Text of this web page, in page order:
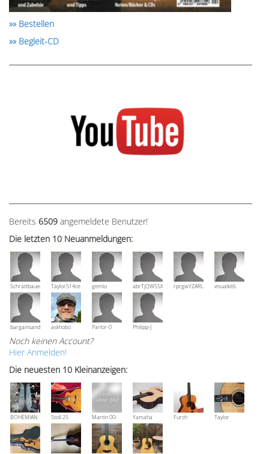
»» Bestellen
»» Begleit-CD
Bereits 6509 angemeldete Benutzer!
Die letzten 10 Neuanmeldungen:
Schrattbauer Taylor514ce gemlo abrTjQWSSXuVznPolErprgwYZARUTZQyCWESpD
visualkit6
bargainsandmoreaskhobo Parlor-0 Philipp-J
Noch keinen Account?
Hier Anmelden!
Die neuesten 10 Kleinanzeigen:
BOHEMIAN
Rozawood
Bestzustand
Stoll 25
anniversary
Martin 00-
18V, Bj 2016
Yamaha
NCX 900 R
Furch
Taylor